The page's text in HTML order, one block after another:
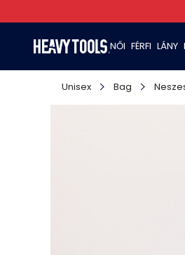
NŐI FÉRFI LÁNY
Unisex Bag